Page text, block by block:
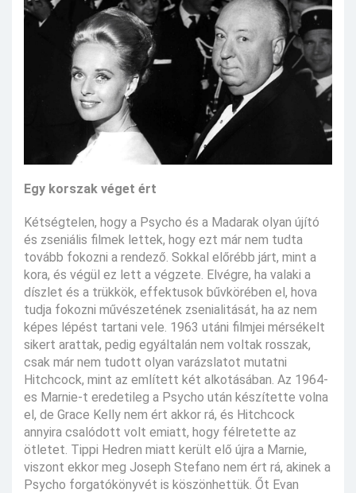
Egy korszak véget ért
Kétségtelen, hogy a Psycho és a Madarak olyan újító
és zseniális filmek lettek, hogy ezt már nem tudta
tovább fokozni a rendező. Sokkal előrébb járt, mint a
kora, és végül ez lett a végzete. Elvégre, ha valaki a
díszlet és a trükkök, effektusok bűvkörében el, hova
tudja fokozni művészetének zsenialitását, ha az nem
képes lépést tartani vele. 1963 utáni filmjei mérsékelt
sikert arattak, pedig egyáltalán nem voltak rosszak,
csak már nem tudott olyan varázslatot mutatni
Hitchcock, mint az említett két alkotásában. Az 1964-
es Marnie-t eredetileg a Psycho után készítette volna
el, de Grace Kelly nem ért akkor rá, és Hitchcock
annyira csalódott volt emiatt, hogy félretette az
ötletet. Tippi Hedren miatt került elő újra a Marnie,
viszont ekkor meg Joseph Stefano nem ért rá, akinek a
Psycho forgatókönyvét is köszönhettük. Őt Evan